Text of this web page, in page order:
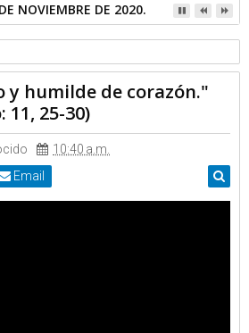
NOVIEMBRE DE 2020.
Video
corazón." (san Mateo: 11, 25-30)
y humilde de corazón."
11, 25-30)
10:40 a.m.
Email